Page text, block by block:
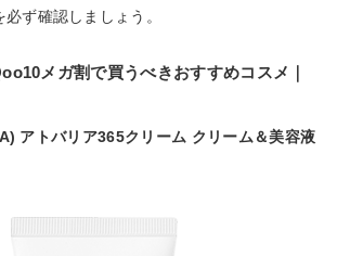
ず確認しましょう。
メガ割で買うべきおすすめコスメ｜
アトバリア365クリーム クリーム＆美容液